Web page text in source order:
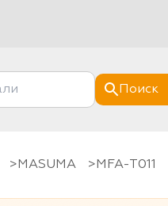
Поиск
MASUMA MFA-T011